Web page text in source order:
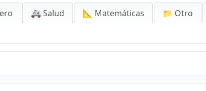
🚑 Salud 📐 Matemáticas 📁 Otro